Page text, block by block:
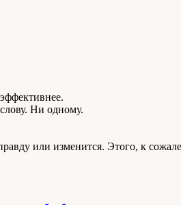
Ни одному.
или изменится. Этого, к